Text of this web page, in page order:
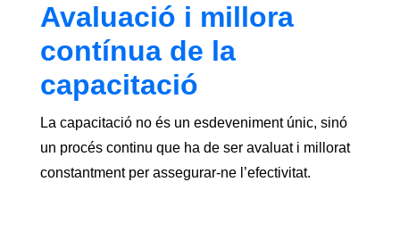
Avaluació i millora
contínua de la
capacitació
La capacitació no és un esdeveniment únic, sinó
un procés continu que ha de ser avaluat i millorat
constantment per assegurar-ne l’efectivitat.